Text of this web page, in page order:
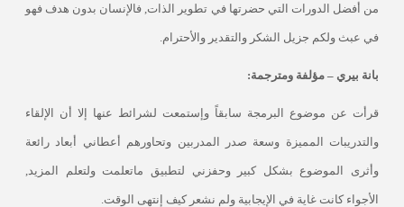
من أفضل الدورات التي حضرتها في تطوير الذات, فالإنسان بدون هدف فهو
في عبث ولكم جزيل الشكر والتقدير والأحترام.
بانة بيري – مؤلفة ومترجمة:
قرأت عن موضوع البرمجة سابقاً وإستمعت لشرائط عنها إلا أن الإلقاء
والتدريبات المميزة وسعة صدر المدربين وتحاورهم أعطاني أبعاد رائعة
وأثرى الموضوع بشكل كبير وحفزني لتطبيق ماتعلمت ولتعلم المزيد,
الأجواء كانت غاية في الإيجابية ولم نشعر كيف إنتهى الوقت.